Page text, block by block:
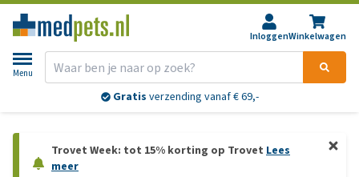
InloggenWinkelwagen
Menu
Gratis verzending vanaf € 69,-
Trovet Week: tot 15% korting op Trovet Lees
meer